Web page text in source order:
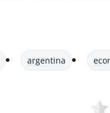
argentina